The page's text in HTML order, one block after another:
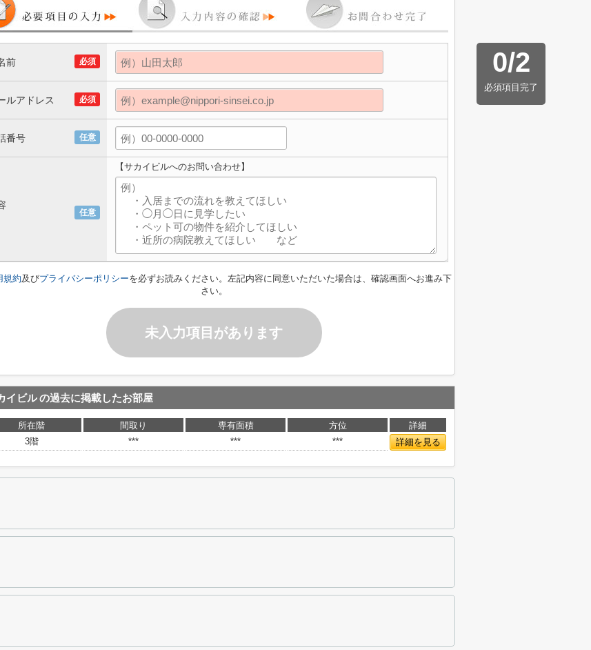
0/2
必須項目完了
必須
前
必須
ルアドレス
任意
番号
任意
【サカイビルへのお問い合わせ】
規約及びプライバシーポリシーを必ずお読みください。左記内容に同意いただいた場合は、確認画面へお進み下
さい。
未入力項目があります
イビルの過去に掲載したお部屋
所在階 間取り 専有面積 方位
詳細
3階
*** *** *** 詳細を見る